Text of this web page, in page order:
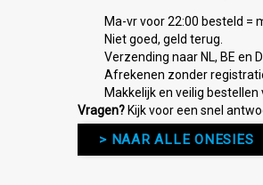
Ma-vr voor 22:00 besteld =
Niet goed, geld terug.
Verzending naar NL, BE en
Afrekenen zonder
Makkelijk en veilig bestellen
Vragen? Kijk voor een snel
> NAAR ALLE ONESIES